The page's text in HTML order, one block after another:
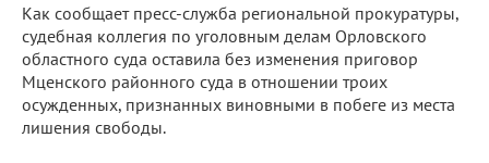
Как сообщает пресс-служба региональной прокуратуры,
судебная коллегия по уголовным делам Орловского
областного суда оставила без изменения приговор
Мценского районного суда в отношении троих
осужденных, признанных виновными в побеге из места
лишения свободы.